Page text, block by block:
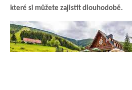
které si můžete zajistit dlouhodobě.